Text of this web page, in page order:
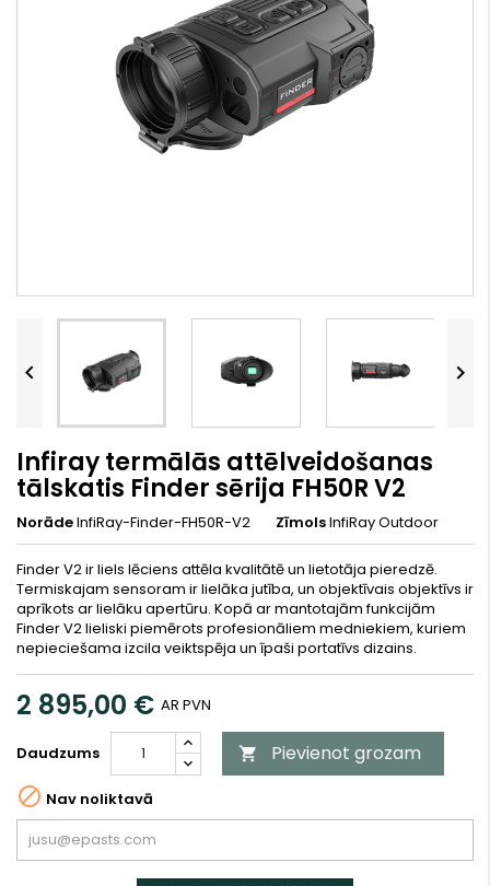
 
Infiray termālās attēlveidošanas
tālskatis Finder sērija FH50R V2
NorādeInfiRay-Finder-FH50R-V2 ZīmolsInfiRay Outdoor
Finder V2 ir liels lēciens attēla kvalitātē un lietotāja pieredzē.
Termiskajam sensoram ir lielāka jutība, un objektīvais objektīvs ir
aprīkots ar lielāku apertūru. Kopā ar mantotajām funkcijām
Finder V2 lieliski piemērots profesionāliem medniekiem, kuriem
nepieciešama izcila veiktspēja un īpaši portatīvs dizains.
2 895,00 € AR PVN
Daudzums  Pievienot grozam
 Nav noliktavā